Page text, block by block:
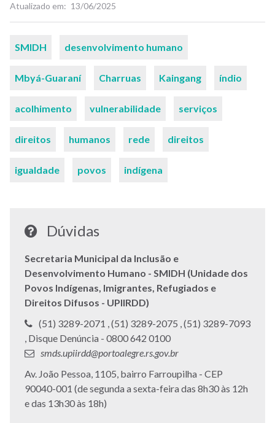
Atualizado em 13/06/2025
Palavras-
SMIDH desenvolvimento humano
Mbyá-Guaraní Charruas Kaingang índio
acolhimento vulnerabilidade serviços
direitos humanos rede direitos
igualdade povos indígena
Dúvidas
Secretaria Municipal da Inclusão e
Desenvolvimento Humano - SMIDH (Unidade dos
Povos Indígenas, Imigrantes, Refugiados e
Direitos Difusos - UPIIRDD)
Telefone:
(51) 3289-2071 ,Telefone:
(51) 3289-2075 ,Telefone:
(51) 3289-7093
, Telefone:
Disque Denúncia - 0800 642 0100
E-
smds.upiirdd@portoalegre.rs.gov.br
Endereço:
Av. João Pessoa, 1105, bairro Farroupilha - CEP
90040-001 (de segunda a sexta-feira das 8h30 às 12h
e das 13h30 às 18h)